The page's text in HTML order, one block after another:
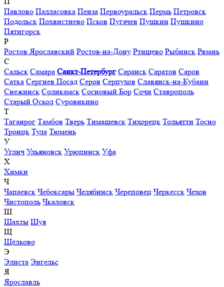
Павлово Палласовка Пенза Первоуральск Пермь Петровск
Подольск Похвистнево Псков Пугачев Пушкин Пушкино
Пятигорск
Р
Ростов Ярославский Ростов-на-Дону Ртищево Рыбинск Рязань
С
Сальск Самара Санкт-Петербург Саранск Саратов Саров
Сатка Сергиев Посад Серов Серпухов Славянск-на-Кубани
Снежинск Соликамск Сосновый Бор Сочи Ставрополь
Старый Оскол Суровикино
Т
Таганрог Тамбов Тверь Тимашевск Тихорецк Тольятти Тосно
Троицк Тула Тюмень
У
Углич Ульяновск Урюпинск Уфа
Х
Химки
Ч
Чапаевск Чебоксары Челябинск Череповец Черкесск Чехов
Чистополь Чкаловск
Ш
Шахты Шуя
Щ
Щёлково
Э
Элиста Энгельс
Я
Ярославль